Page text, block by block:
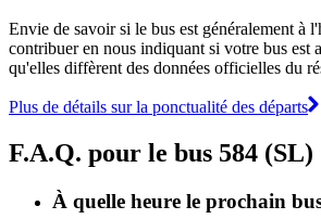
Envie de savoir si le bus est généralement à
contribuer en nous indiquant si votre bus est
qu'elles diffèrent des données officielles du
Plus de détails sur la ponctualité des départs
F.A.Q. pour le bus 584 (SL)
À quelle heure le prochain